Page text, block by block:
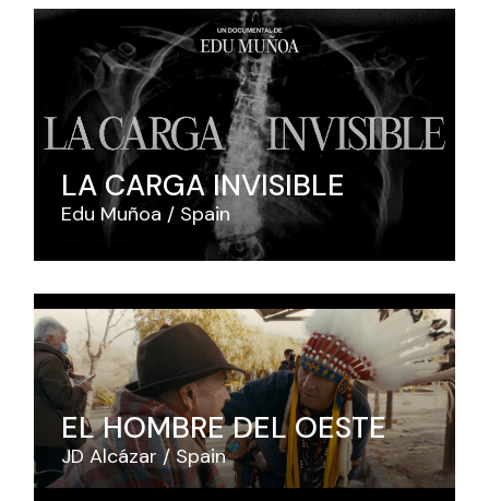
LA CARGA INVISIBLE
Edu Muñoa Spain
EL HOMBRE DEL OESTE
JD Alcázar Spain